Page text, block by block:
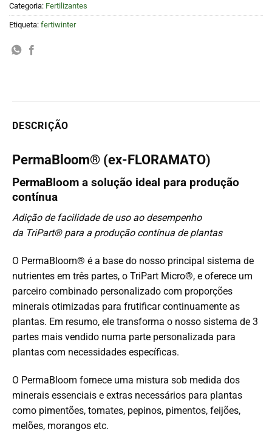
Categoria: Fertilizantes
Etiqueta: fertiwinter
DESCRIÇÃO
PermaBloom® (ex-FLORAMATO)
PermaBloom a solução ideal para produção
contínua
Adição de facilidade de uso ao desempenho
da TriPart® para a produção contínua de plantas
O PermaBloom® é a base do nosso principal sistema de
nutrientes em três partes, o TriPart Micro®, e oferece um
parceiro combinado personalizado com proporções
minerais otimizadas para frutificar continuamente as
plantas. Em resumo, ele transforma o nosso sistema de 3
partes mais vendido numa parte personalizada para
plantas com necessidades específicas.
O PermaBloom fornece uma mistura sob medida dos
minerais essenciais e extras necessários para plantas
como pimentões, tomates, pepinos, pimentos, feijões,
melões, morangos etc.